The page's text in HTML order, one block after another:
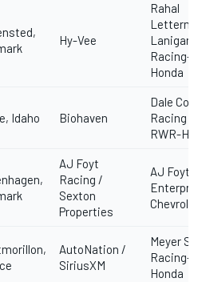
Hy-Vee
Rahal
Lanigan
Racing-
Honda
Idaho Biohaven
Dale
Racing
RWR-
AJ Foyt
Racing /
Sexton
Properties
AJ Foyt
AutoNation /
SiriusXM
Meyer
Racing-
Honda